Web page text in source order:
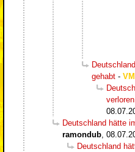
gehabt - VM
Deutschland hätte
ramondub
Deutschland